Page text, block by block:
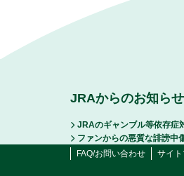
JRAからのお知らせ
JRAのギャンブル等依存症
ファンからの悪質な誹謗中
FAQ/お問い合わせ
サイ